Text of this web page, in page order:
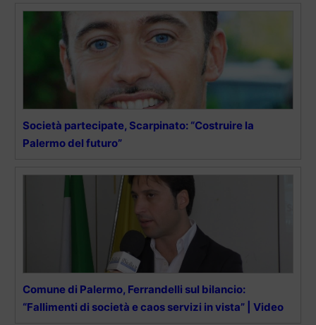
Società partecipate, Scarpinato: “Costruire la
Palermo del futuro”
Comune di Palermo, Ferrandelli sul bilancio:
“Fallimenti di società e caos servizi in vista” | Video